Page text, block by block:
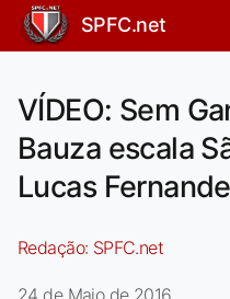
SPFC.net
VÍDEO: Sem
Bauza escala
Lucas
Redação: SPFC.net
24 de Maio de 2016